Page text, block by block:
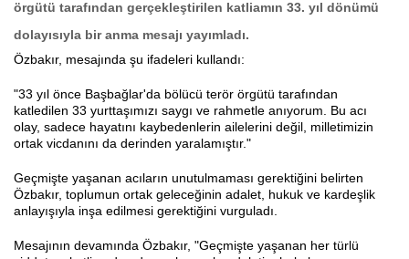
örgütü tarafından gerçekleştirilen katliamın 33. yıl dönümü
dolayısıyla bir anma mesajı yayımladı.
Özbakır, mesajında şu ifadeleri kullandı:
"33 yıl önce Başbağlar'da bölücü terör örgütü tarafından
katledilen 33 yurttaşımızı saygı ve rahmetle anıyorum. Bu acı
olay, sadece hayatını kaybedenlerin ailelerini değil, milletimizin
ortak vicdanını da derinden yaralamıştır."
Geçmişte yaşanan acıların unutulmaması gerektiğini belirten
Özbakır, toplumun ortak geleceğinin adalet, hukuk ve kardeşlik
anlayışıyla inşa edilmesi gerektiğini vurguladı.
Mesajının devamında Özbakır, "Geçmişte yaşanan her türlü